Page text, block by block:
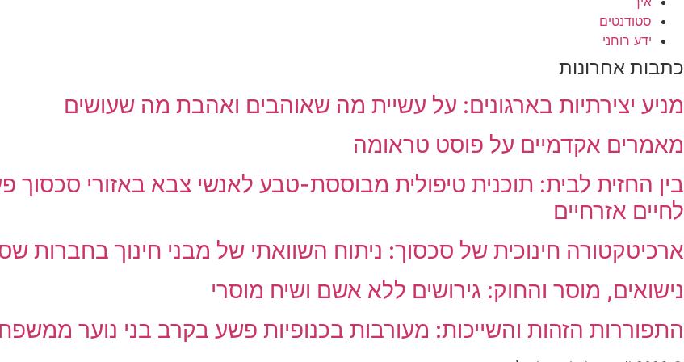
סטודנטים
ידע רוחני
כתבות אחרונות
מניע יצירתיות בארגונים: על עשיית מה שאוהבים ואהבת מה שעושים
מאמרים אקדמיים על פוסט טראומה
בין החזית לבית: תוכנית טיפולית מבוססת-טבע לאנשי צבא באזורי סכסוך
לחיים אזרחיים
ארכיטקטורה חינוכית של סכסוך: ניתוח השוואתי של מבני חינוך בחברות
נישואים, מוסר והחוק: גירושים ללא אשם ושיח מוסרי
התפוררות הזהות והשייכות: מעורבות בכנופיות פשע בקרב בני נוער